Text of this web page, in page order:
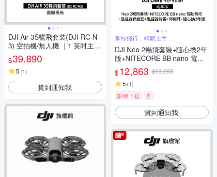
DJI Air 3S暢飛套裝(DJI RC-N
3) 空拍機/無人機 ｜1 英吋主鏡
頭
$39,890
5 (1)
貨到通知我
掌控飛行，輕鬆上手
DJI Neo 2暢飛套裝+隨心換2年
版+NITECORE BB nano 電動
氣吹+遙控器保護套+SP-550遙
控器背帶+SunLight PK-075 75
cm停機坪 (聯強公司貨)
$12,863 $13,260
5 (1)
限時下殺 券
貨到通知我